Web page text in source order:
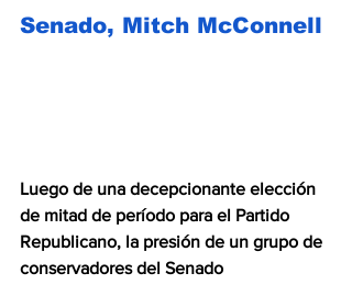
Senado, Mitch McConnell
Luego de una decepcionante elección
de mitad de período para el Partido
Republicano, la presión de un grupo de
conservadores del Senado